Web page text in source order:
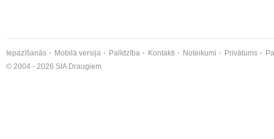
Iepazīšanās Mobilā versija Palīdzība Kontakti Noteikumi Privātums
© 2004 - 2026 SIA Draugiem